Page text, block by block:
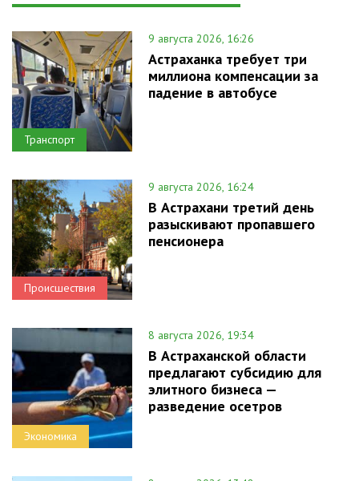
Транспорт
9 августа 2026, 16:26
Астраханка требует три
миллиона компенсации за
падение в автобусе
Происшествия
9 августа 2026, 16:24
В Астрахани третий день
разыскивают пропавшего
пенсионера
Экономика
8 августа 2026, 19:34
В Астраханской области
предлагают субсидию для
элитного бизнеса —
разведение осетров